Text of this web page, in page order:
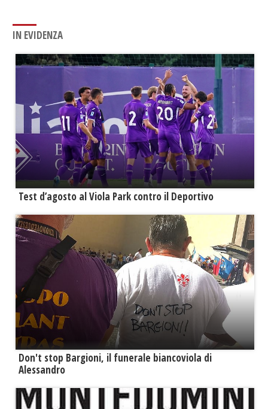
IN EVIDENZA
Test d’agosto al Viola Park contro il Deportivo
Don't stop Bargioni, il funerale biancoviola di
Alessandro